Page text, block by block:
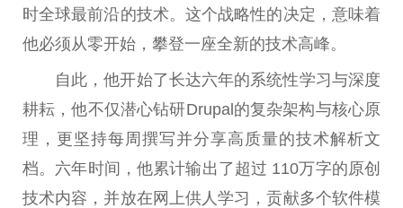
时全球最前沿的技术。这个战略性的决定，意味着
他必须从零开始，攀登一座全新的技术高峰。
自此，他开始了长达六年的系统性学习与深度
耕耘，他不仅潜心钻研Drupal的复杂架构与核心原
理，更坚持每周撰写并分享高质量的技术解析文
档。六年时间，他累计输出了超过 110万字的原创
技术内容，并放在网上供人学习，贡献多个软件模